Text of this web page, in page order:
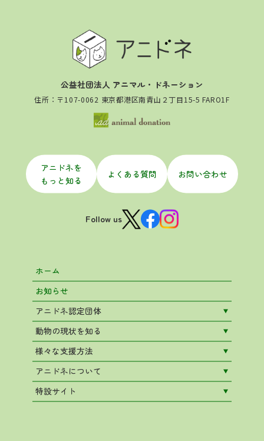
公益社団法人 アニマル・ドネーション
住所：〒107-0062 東京都港区南青山２丁目15-5 FARO1F
アニドネを
もっと知る
よくある質問 お問い合わせ
Follow us
ホーム
お知らせ
アニドネ認定団体
動物の現状を知る
様々な支援方法
アニドネについて
特設サイト